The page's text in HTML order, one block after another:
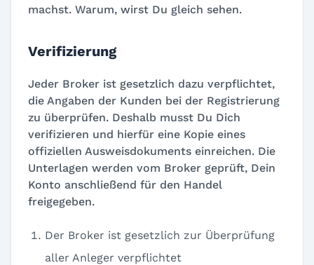
machst. Warum, wirst Du gleich sehen.
Verifizierung
Jeder Broker ist gesetzlich dazu verpflichtet,
die Angaben der Kunden bei der Registrierung
zu überprüfen. Deshalb musst Du Dich
verifizieren und hierfür eine Kopie eines
offiziellen Ausweisdokuments einreichen. Die
Unterlagen werden vom Broker geprüft, Dein
Konto anschließend für den Handel
freigegeben.
Der Broker ist gesetzlich zur Überprüfung
aller Anleger verpflichtet